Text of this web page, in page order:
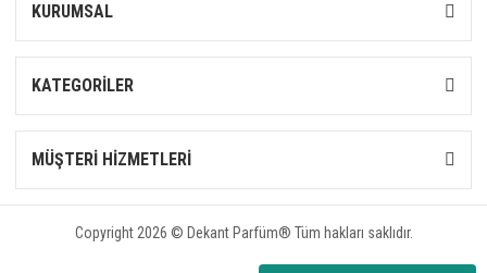
KURUMSAL
KATEGORİLER
MÜŞTERİ HİZMETLERİ
Copyright 2026 © Dekant Parfüm® Tüm hakları saklıdır.